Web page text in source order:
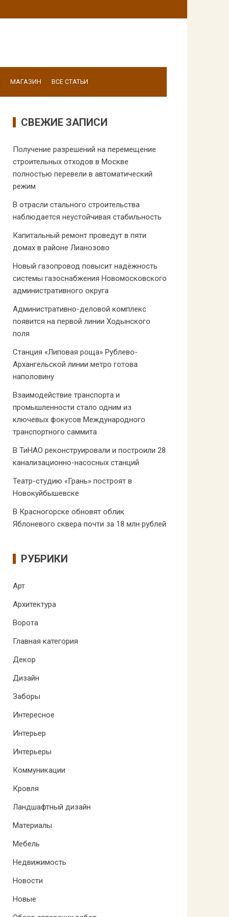
МАГАЗИН ВСЕ СТАТЬИ
СВЕЖИЕ ЗАПИСИ
Получение разрешений на перемещение
строительных отходов в Москве
полностью перевели в автоматический
режим
В отрасли стального строительства
наблюдается неустойчивая стабильность
Капитальный ремонт проведут в пяти
домах в районе Лианозово
Новый газопровод повысит надёжность
системы газоснабжения Новомосковского
административного округа
Административно-деловой комплекс
появится на первой линии Ходынского
поля
Станция «Липовая роща» Рублево-
Архангельской линии метро готова
наполовину
Взаимодействие транспорта и
промышленности стало одним из
ключевых фокусов Международного
транспортного саммита
В ТиНАО реконструировали и построили 28
канализационно-насосных станций
Театр-студию «Грань» построят в
Новокуйбышевске
В Красногорске обновят облик
Яблоневого сквера почти за 18 млн рублей
РУБРИКИ
Арт
Архитектура
Ворота
Главная категория
Декор
Дизайн
Заборы
Интересное
Интерьер
Интерьеры
Коммуникации
Кровля
Ландшафтный дизайн
Материалы
Мебель
Недвижимость
Новости
Новые